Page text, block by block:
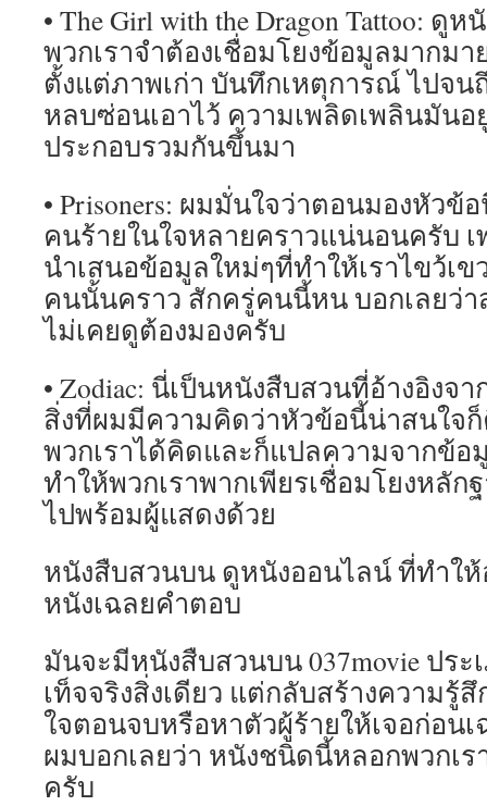
• The Girl with the Dragon Tattoo: ดู
พวกเราจำต้องเชื่อมโยงข้อมูลมากมา
ตั้งแต่ภาพเก่า บันทึกเหตุการณ์ ไปจ
หลบซ่อนเอาไว้ ความเพลิดเพลินมันอ
ประกอบรวมกันขึ้นมา
• Prisoners: ผมมั่นใจว่าตอนมองหัว
คนร้ายในใจหลายคราวแน่นอนครับ
นำเสนอข้อมูลใหม่ๆที่ทำให้เราไขว้เ
คนนั้นคราว สักครู่คนนี้หน บอกเลยว่
ไม่เคยดูต้องมองครับ
• Zodiac: นี่เป็นหนังสืบสวนที่อ้างอิงจ
สิ่งที่ผมมีความคิดว่าหัวข้อนี้น่าสนใจ
พวกเราได้คิดและก็แปลความจากข้
ทำให้พวกเราพากเพียรเชื่อมโยงหลั
ไปพร้อมผู้แสดงด้วย
หนังสืบสวนบน ดูหนังออนไลน์ ที่ทำใ
หนังเฉลยคำตอบ
มันจะมีหนังสืบสวนบน 037movie ปร
เท็จจริงสิ่งเดียว แต่กลับสร้างความรู้
ใจตอนจบหรือหาตัวผู้ร้ายให้เจอก่อน
ผมบอกเลยว่า หนังชนิดนี้หลอกพวกเร
ครับ